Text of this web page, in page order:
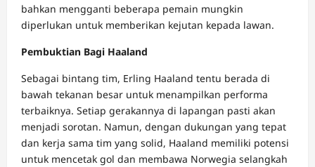
bahkan mengganti beberapa pemain mungkin
diperlukan untuk memberikan kejutan kepada lawan.
Pembuktian Bagi Haaland
Sebagai bintang tim, Erling Haaland tentu berada di
bawah tekanan besar untuk menampilkan performa
terbaiknya. Setiap gerakannya di lapangan pasti akan
menjadi sorotan. Namun, dengan dukungan yang tepat
dan kerja sama tim yang solid, Haaland memiliki potensi
untuk mencetak gol dan membawa Norwegia selangkah